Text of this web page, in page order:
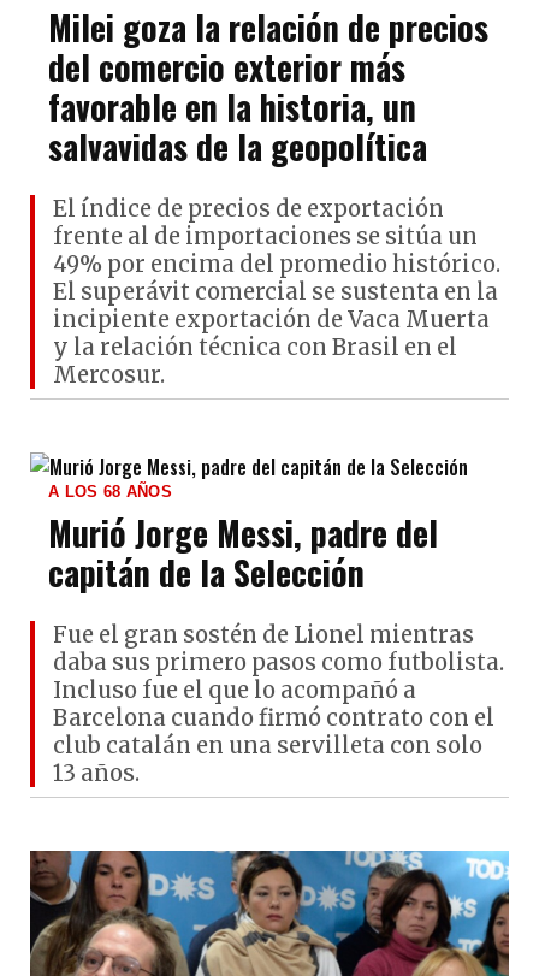
Milei goza la relación de precios
del comercio exterior más
favorable en la historia, un
salvavidas de la geopolítica
El índice de precios de exportación
frente al de importaciones se sitúa un
49% por encima del promedio histórico.
El superávit comercial se sustenta en la
incipiente exportación de Vaca Muerta
y la relación técnica con Brasil en el
Mercosur.
A LOS 68 AÑOS
Murió Jorge Messi, padre del
capitán de la Selección
Fue el gran sostén de Lionel mientras
daba sus primero pasos como futbolista.
Incluso fue el que lo acompañó a
Barcelona cuando firmó contrato con el
club catalán en una servilleta con solo
13 años.